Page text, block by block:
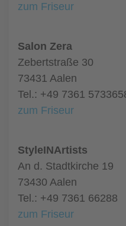
zum Friseur
Salon Zera
Zebertstraße 30
73431 Aalen
Tel.: +49 7361
zum Friseur
StyleINArtists
An d. Stadtkirche 19
73430 Aalen
Tel.: +49 7361 66288
zum Friseur